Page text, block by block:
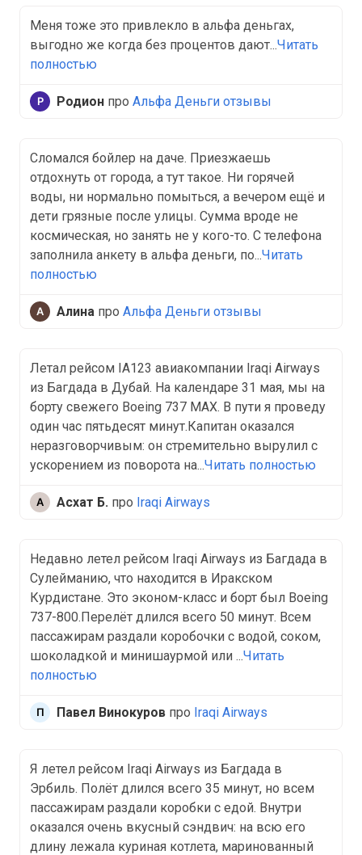
Меня тоже это привлекло в альфа деньгах,
выгодно же когда без процентов дают...Читать
полностью
Родион про Альфа Деньги отзывы
Сломался бойлер на даче. Приезжаешь
отдохнуть от города, а тут такое. Ни горячей
воды, ни нормально помыться, а вечером ещё и
дети грязные после улицы. Сумма вроде не
космическая, но занять не у кого-то. С телефона
заполнила анкету в альфа деньги, по...Читать
полностью
Алина про Альфа Деньги отзывы
Летал рейсом IA123 авиакомпании Iraqi Airways
из Багдада в Дубай. На календаре 31 мая, мы на
борту свежего Boeing 737 MAX. В пути я проведу
один час пятьдесят минут.Капитан оказался
неразговорчивым: он стремительно вырулил с
ускорением из поворота на...Читать полностью
Асхат Б. про Iraqi Airways
Недавно летел рейсом Iraqi Airways из Багдада в
Сулейманию, что находится в Иракском
Курдистане. Это эконом-класс и борт был Boeing
737-800.Перелёт длился всего 50 минут. Всем
пассажирам раздали коробочки с водой, соком,
шоколадкой и минишаурмой или ...Читать
полностью
Павел Винокуров про Iraqi Airways
Я летел рейсом Iraqi Airways из Багдада в
Эрбиль. Полёт длился всего 35 минут, но всем
пассажирам раздали коробки с едой. Внутри
оказался очень вкусный сэндвич: на всю его
длину лежала куриная котлета, маринованный